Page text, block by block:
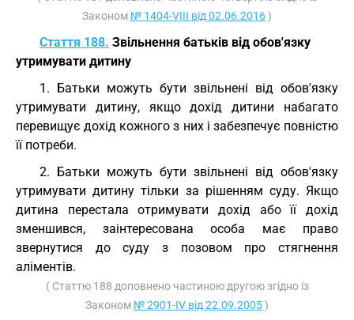
Законом № 1404-VIII від 02.06.2016)
Стаття 188. Звільнення батьків від обов'язку
утримувати дитину
1. Батьки можуть бути звільнені від обов'язку
утримувати дитину, якщо дохід дитини набагато
перевищує дохід кожного з них і забезпечує повністю
її потреби.
2. Батьки можуть бути звільнені від обов'язку
утримувати дитину тільки за рішенням суду. Якщо
дитина перестала отримувати дохід або її дохід
зменшився, заінтересована особа має право
звернутися до суду з позовом про стягнення
аліментів.
( Статтю 188 доповнено частиною другою згідно із
Законом № 2901-IV від 22.09.2005)